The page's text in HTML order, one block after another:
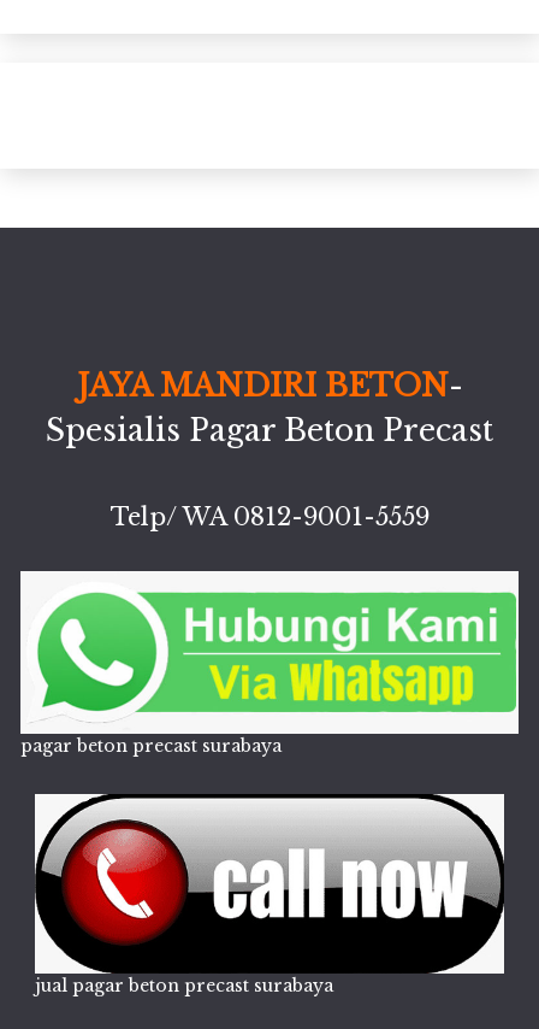
JAYA MANDIRI BETON-
Spesialis Pagar Beton Precast
Telp/ WA 0812-9001-5559
pagar beton precast surabaya
jual pagar beton precast surabaya